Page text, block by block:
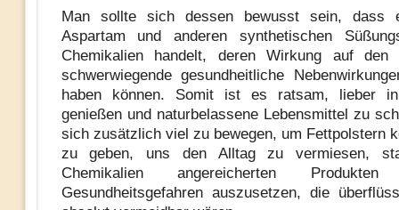
Man sollte sich dessen bewusst sein, dass
Aspartam und anderen synthetischen
Chemikalien handelt, deren Wirkung auf den
schwerwiegende gesundheitliche
haben können. Somit ist es ratsam, lieber
genießen und naturbelassene Lebensmittel zu
sich zusätzlich viel zu bewegen, um Fettpolstern
zu geben, uns den Alltag zu vermiesen,
Chemikalien angereicherten Produkten
Gesundheitsgefahren auszusetzen, die